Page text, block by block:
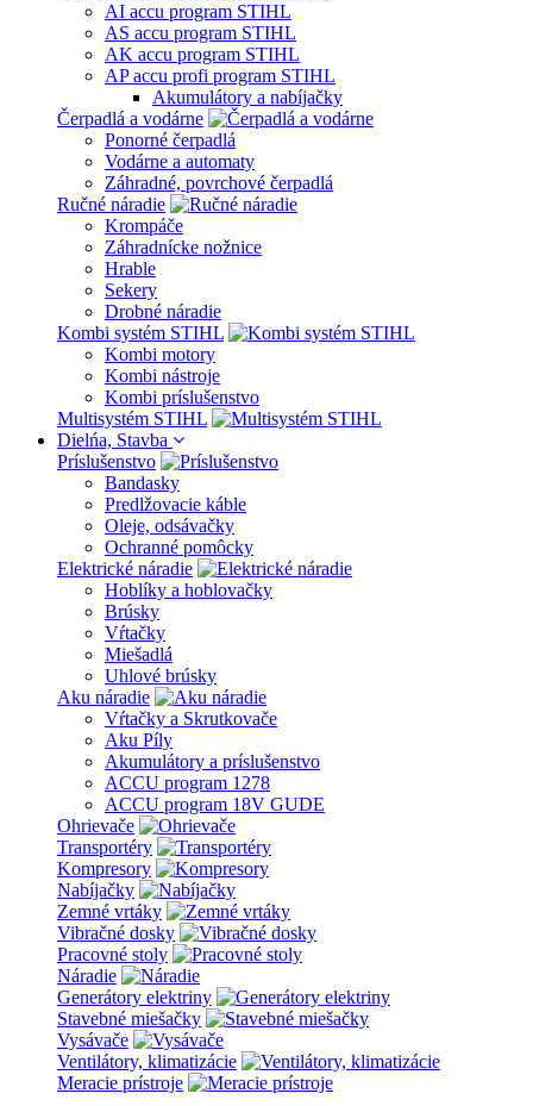
AI accu program STIHL
AS accu program STIHL
AK accu program STIHL
AP accu profi program STIHL
Akumulátory a nabíjačky
Čerpadlá a vodárne
Ponorné čerpadlá
Vodárne a automaty
Záhradné, povrchové čerpadlá
Ručné náradie
Krompáče
Záhradnícke nožnice
Hrable
Sekery
Drobné náradie
Kombi systém STIHL
Kombi motory
Kombi nástroje
Kombi príslušenstvo
Multisystém STIHL
Dielńa, Stavba
Príslušenstvo
Bandasky
Predlžovacie káble
Oleje, odsávačky
Ochranné pomôcky
Elektrické náradie
Hoblíky a hoblovačky
Brúsky
Vŕtačky
Miešadlá
Uhlové brúsky
Aku náradie
Vŕtačky a Skrutkovače
Aku Píly
Akumulátory a príslušenstvo
ACCU program 1278
ACCU program 18V GUDE
Ohrievače
Transportéry
Kompresory
Nabíjačky
Zemné vrtáky
Vibračné dosky
Pracovné stoly
Náradie
Generátory elektriny
Stavebné miešačky
Vysávače
Ventilátory, klimatizácie
Meracie prístroje